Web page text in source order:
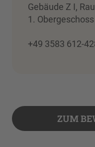
Gebäude Z I,
1. Obergeschoss
+49 3583 612-
ZUM